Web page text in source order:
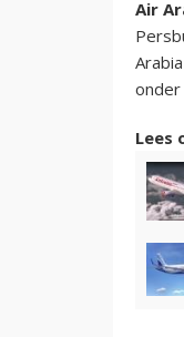
Air
onder
Lees